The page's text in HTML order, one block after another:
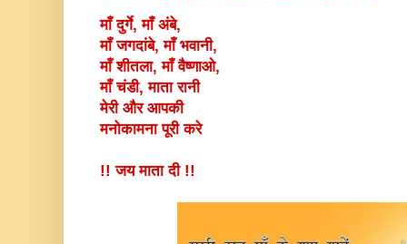
माँ दुर्गे, माँ अंबे,
माँ जगदांबे, माँ भवानी,
माँ शीतला, माँ वैष्णाओ,
माँ चंडी, माता रानी
मेरी और आपकी
मनोकामना पूरी करे
!! जय माता दी !!